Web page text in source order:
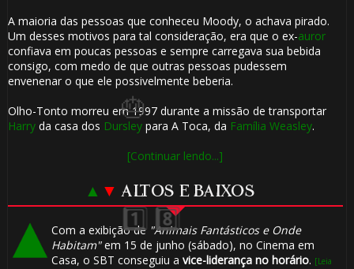
A maioria das pessoas que conheceu Moody, o achava pirado.
Um desses motivos para tal consideração, era que o ex-auror
confiava em poucas pessoas e sempre carregava sua bebida
consigo, com medo de que outras pessoas pudessem
envenenar o que ele possivelmente beberia.
Olho-Tonto morreu em 1997 durante a missão de transportar
Harryda casa dos Dursleypara A Toca, da Família Weasley.
[Continuar lendo...]
▲ ▼ ALTOS E BAIXOS
Com a exibição de "Animais Fantásticos e Onde
Habitam"em 15 de junho (sábado), no Cinema em
Casa, o SBT conseguiu a vice-liderança no horário. [Leia
🎂
1️⃣ 8️⃣